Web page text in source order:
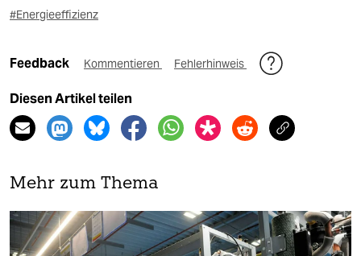
#Energieeffizienz
Feedback Kommentieren Fehlerhinweis
Diesen Artikel teilen
Mehr zum Thema